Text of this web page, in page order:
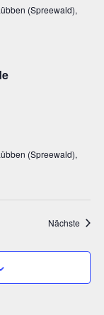
(Spreewald),
(Spreewald),
Nächste